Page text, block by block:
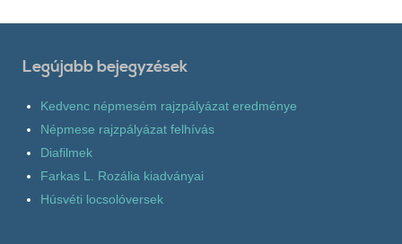
Legújabb bejegyzések
Kedvenc népmesém rajzpályázat eredménye
Népmese rajzpályázat felhívás
Diafilmek
Farkas L. Rozália kiadványai
Húsvéti locsolóversek